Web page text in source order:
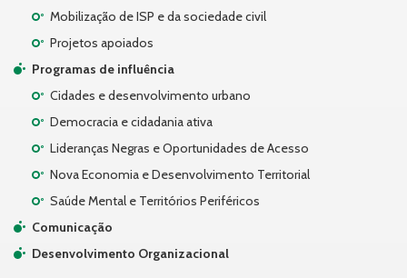
Mobilização de ISP e da sociedade civil
Projetos apoiados
Programas de influência
Cidades e desenvolvimento urbano
Democracia e cidadania ativa
Lideranças Negras e Oportunidades de Acesso
Nova Economia e Desenvolvimento Territorial
Saúde Mental e Territórios Periféricos
Comunicação
Desenvolvimento Organizacional